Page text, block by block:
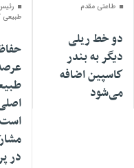
طاعتی مقدم
دو خط ریلی
دیگر به بندر
كاسپین اضافه
می‌شود
طبیعی
در